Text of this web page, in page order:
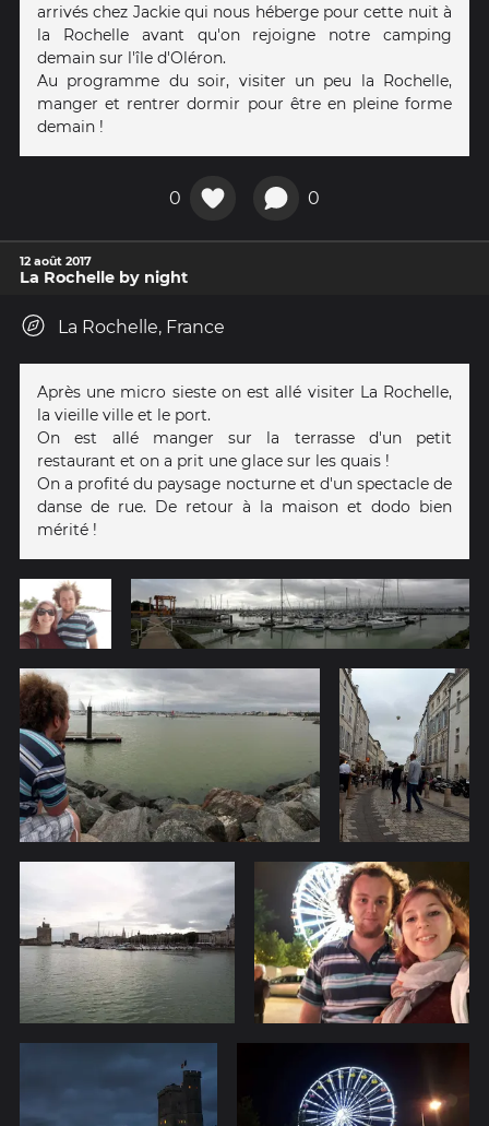
arrivés chez Jackie qui nous héberge pour cette nuit à
la Rochelle avant qu'on rejoigne notre camping
demain sur l'île d'Oléron.
Au programme du soir, visiter un peu la Rochelle,
manger et rentrer dormir pour être en pleine forme
demain !
0 0
12 août 2017
La Rochelle by night
La Rochelle, France
Après une micro sieste on est allé visiter La Rochelle,
la vieille ville et le port.
On est allé manger sur la terrasse d'un petit
restaurant et on a prit une glace sur les quais !
On a profité du paysage nocturne et d'un spectacle de
danse de rue. De retour à la maison et dodo bien
mérité !